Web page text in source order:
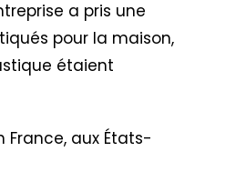
a pris une
pour la maison,
étaient
aux États-